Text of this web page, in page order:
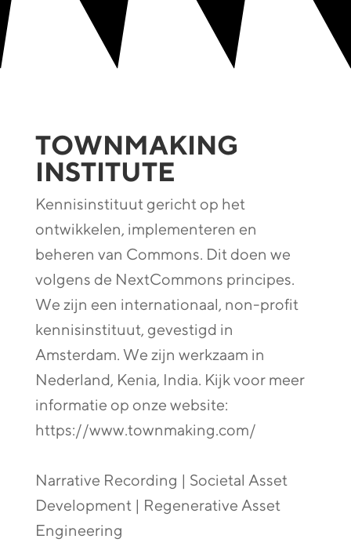
TOWNMAKING
INSTITUTE
Kennisinstituut gericht op het
ontwikkelen, implementeren en
beheren van Commons. Dit doen we
volgens de NextCommons principes.
We zijn een internationaal, non-profit
kennisinstituut, gevestigd in
Amsterdam. We zijn werkzaam in
Nederland, Kenia, India. Kijk voor meer
informatie op onze website:
https://www.townmaking.com/
Narrative Recording | Societal Asset
Development | Regenerative Asset
Engineering